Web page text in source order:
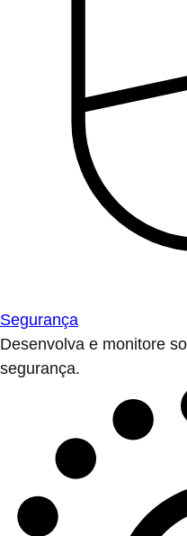
Segurança
Desenvolva e monitore
segurança.